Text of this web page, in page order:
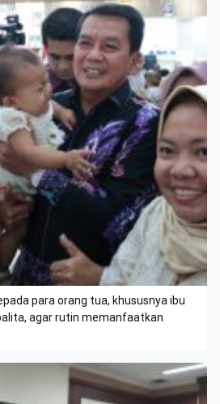
para orang tua, khususnya ibu
agar rutin memanfaatkan